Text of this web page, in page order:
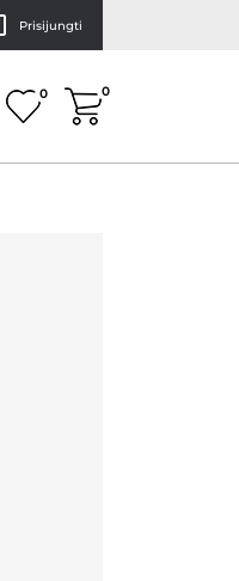
Prisijungti
0 0